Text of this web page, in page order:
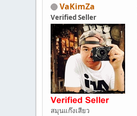
VaKimZa
Verified Seller
สมุนแก๊งเสียว